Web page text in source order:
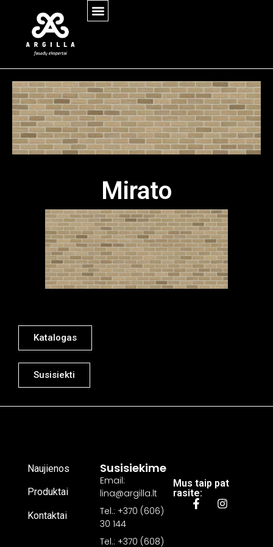
Mirato
Katalogas
Susisiekti
Mus taip pat
rasite:
Naujienos
Produktai
Kontaktai
Susisiekime
Email:
lina@argilla.lt
Tel.: +370 (606)
30 144
Tel.: +370 (608)